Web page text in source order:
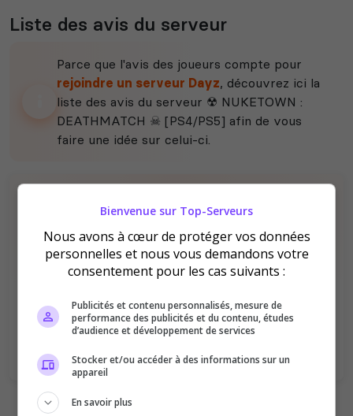
Liste des avis du serveur
Parce que l'avis des joueurs compte pour
rejoindre un serveur Dayz, découvrez ici la
liste des avis du serveur ☢ NUKETOWN :
DEATHMATCH ☠ [PS4/PS5] afin de vous
faire une idée sur celui-ci.
Il n'y a pas encore d'avis sur ce serveur.
Qualité
Staff du serveur
Ambiance
Disponibilité
Bienvenue sur Top-Serveurs
Nous avons à cœur de protéger vos données
personnelles et nous vous demandons votre
consentement pour les cas suivants :
Publicités et contenu personnalisés, mesure de
performance des publicités et du contenu, études
d’audience et développement de services
Stocker et/ou accéder à des informations sur un
appareil
En savoir plus